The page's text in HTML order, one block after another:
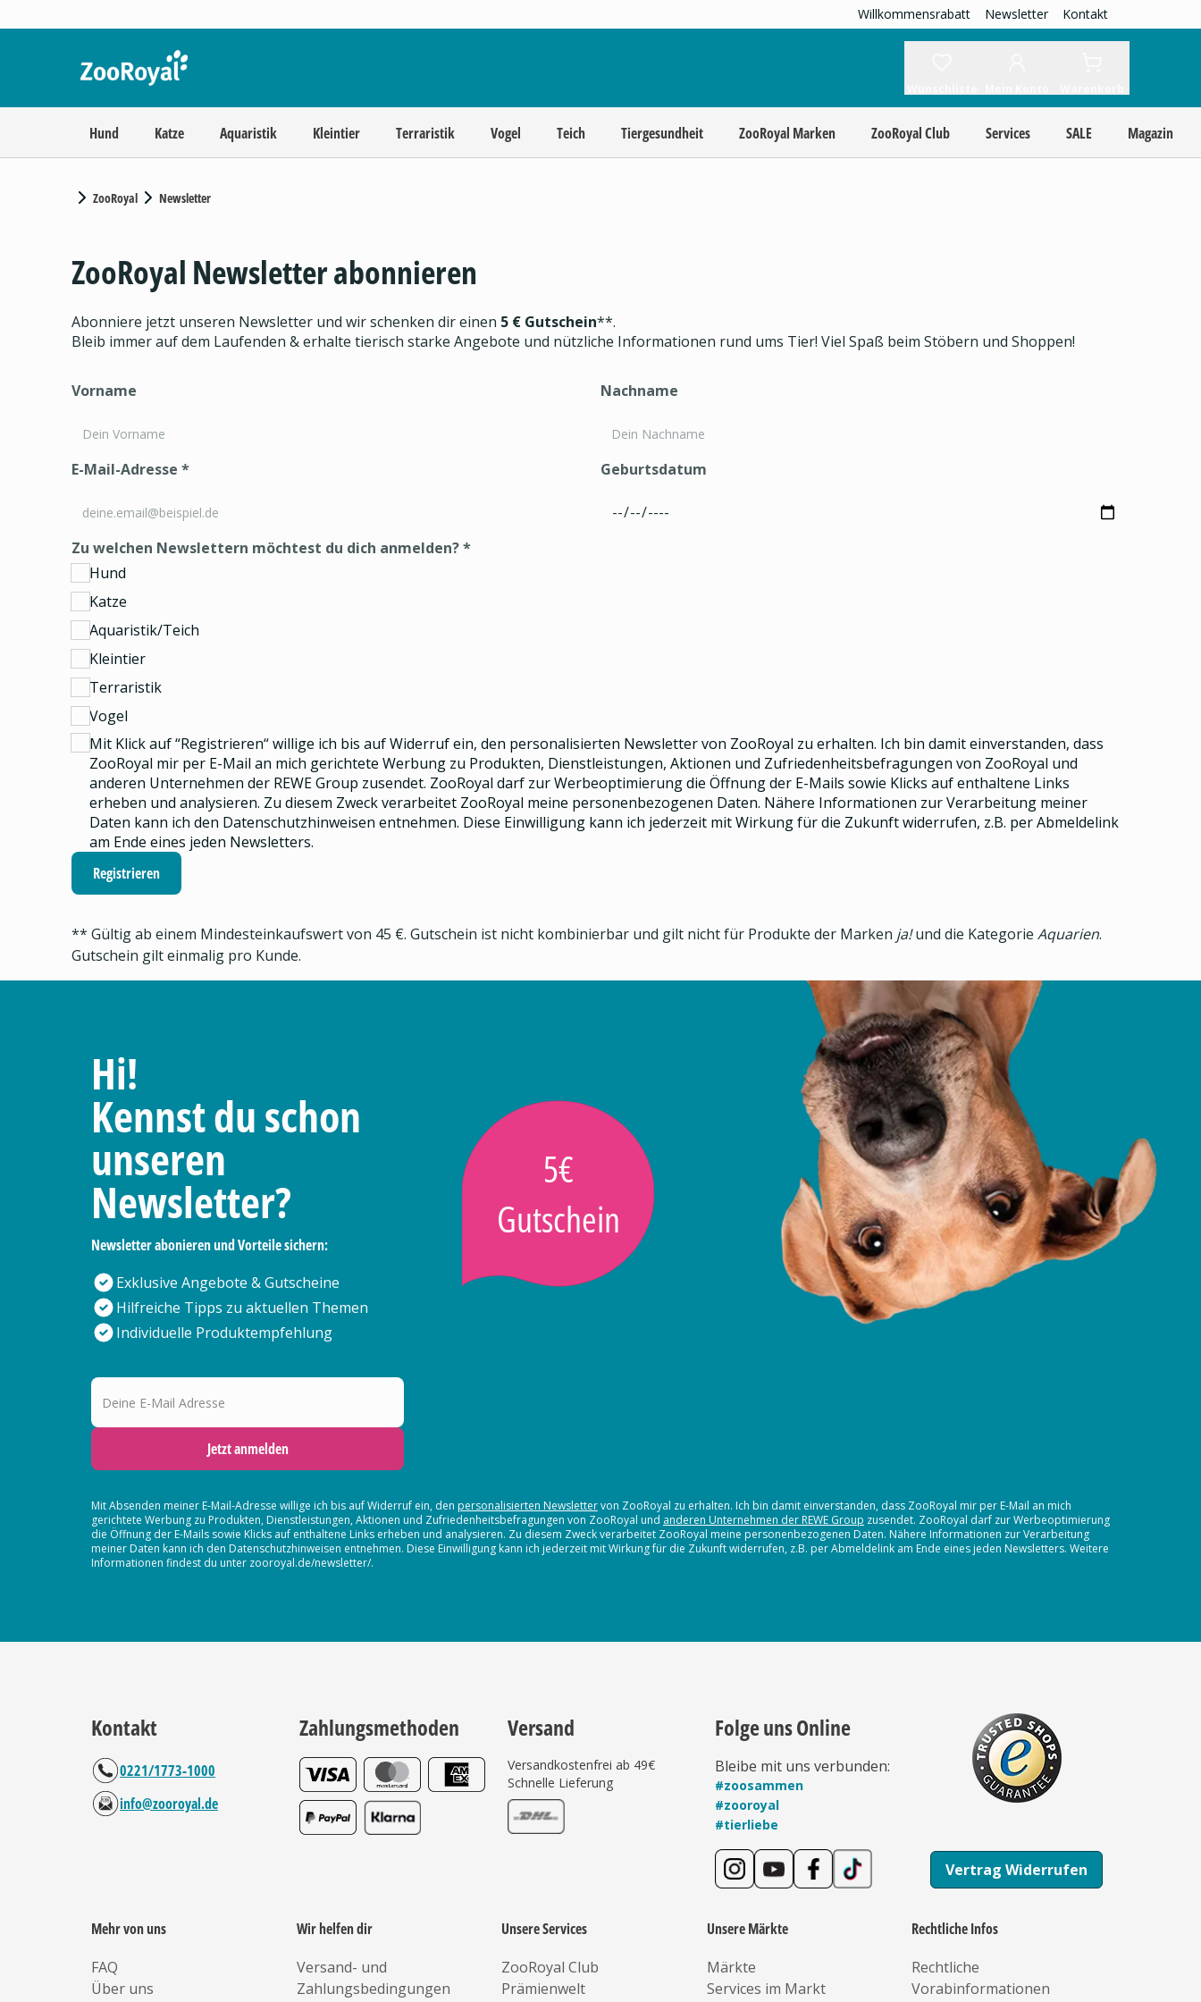
Willkommensrabatt Newsletter Kontakt
Hund Katze Aquaristik Kleintier Terraristik Vogel Teich Tiergesundheit ZooRoyal Marken ZooRoyal Club Services SALE Magazin
ZooRoyal Newsletter
ZooRoyal Newsletter abonnieren
Abonniere jetzt unseren Newsletter und wir schenken dir einen 5 € Gutschein**.
Bleib immer auf dem Laufenden & erhalte tierisch starke Angebote und nützliche Informationen rund ums Tier! Viel Spaß beim Stöbern und Shoppen!
Vorname Nachname
E-Mail-Adresse * Geburtsdatum
Zu welchen Newslettern möchtest du dich anmelden?*
Hund
Katze
Aquaristik/Teich
Kleintier
Terraristik
Vogel
Mit Klick auf “Registrieren“ willige ich bis auf Widerruf ein, den personalisierten Newslettervon ZooRoyal zu erhalten. Ich bin damit einverstanden, dass
ZooRoyal mir per E-Mail an mich gerichtete Werbung zu Produkten, Dienstleistungen, Aktionen und Zufriedenheitsbefragungen von ZooRoyal und
anderen Unternehmen der REWE Group zusendet. ZooRoyal darf zur Werbeoptimierung die Öffnung der E-Mails sowie Klicks auf enthaltene Links
erheben und analysieren. Zu diesem Zweck verarbeitet ZooRoyal meine personenbezogenen Daten. Nähere Informationen zur Verarbeitung meiner
Daten kann ich den Datenschutzhinweisen entnehmen. Diese Einwilligung kann ich jederzeit mit Wirkung für die Zukunft widerrufen, z.B. per Abmeldelink
am Ende eines jeden Newsletters.
Registrieren
** Gültig ab einem Mindesteinkaufswert von 45 €. Gutschein ist nicht kombinierbar und gilt nicht für Produkte der Marken ja!und die Kategorie Aquarien.
Gutschein gilt einmalig pro Kunde.
Hi!
Kennst du schon
unseren
Newsletter?
Newsletter abonieren und Vorteile sichern:
Exklusive Angebote & Gutscheine
Hilfreiche Tipps zu aktuellen Themen
Individuelle Produktempfehlung
5€
Gutschein
Deine E-Mail Adresse
Jetzt anmelden
Mit Absenden meiner E-Mail-Adresse willige ich bis auf Widerruf ein, den personalisierten Newslettervon ZooRoyal zu erhalten. Ich bin damit einverstanden, dass ZooRoyal mir per E-Mail an mich
gerichtete Werbung zu Produkten, Dienstleistungen, Aktionen und Zufriedenheitsbefragungen von ZooRoyal und anderen Unternehmen der REWE Group zusendet. ZooRoyal darf zur Werbeoptimierung
die Öffnung der E-Mails sowie Klicks auf enthaltene Links erheben und analysieren. Zu diesem Zweck verarbeitet ZooRoyal meine personenbezogenen Daten. Nähere Informationen zur Verarbeitung
meiner Daten kann ich den Datenschutzhinweisen entnehmen. Diese Einwilligung kann ich jederzeit mit Wirkung für die Zukunft widerrufen, z.B. per Abmeldelink am Ende eines jeden Newsletters. Weitere
Informationen findest du unter zooroyal.de/newsletter/.
Kontakt
0221/1773-1000
info@zooroyal.de
Zahlungsmethoden Versand
Versandkostenfrei ab 49€
Schnelle Lieferung
Folge uns Online
Bleibe mit uns verbunden:
#zoosammen
#zooroyal
#tierliebe
Vertrag Widerrufen
Mehr von uns
FAQ
Über uns
Wir helfen dir
Versand- und
Zahlungsbedingungen
Unsere Services
ZooRoyal Club
Prämienwelt
Unsere Märkte
Märkte
Services im Markt
Rechtliche Infos
Rechtliche
Vorabinformationen